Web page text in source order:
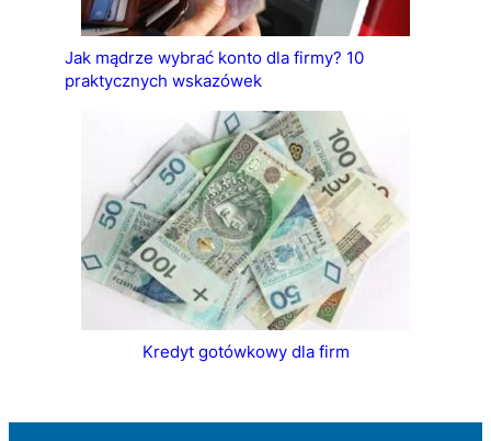
Jak mądrze wybrać konto dla firmy? 10
praktycznych wskazówek
Kredyt gotówkowy dla firm